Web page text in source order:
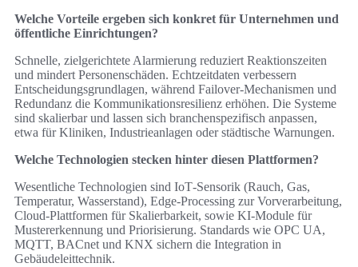
Welche Vorteile ergeben sich konkret für Unternehmen und
öffentliche Einrichtungen?
Schnelle, zielgerichtete Alarmierung reduziert Reaktionszeiten
und mindert Personenschäden. Echtzeitdaten verbessern
Entscheidungsgrundlagen, während Failover‑Mechanismen und
Redundanz die Kommunikationsresilienz erhöhen. Die Systeme
sind skalierbar und lassen sich branchenspezifisch anpassen,
etwa für Kliniken, Industrieanlagen oder städtische Warnungen.
Welche Technologien stecken hinter diesen Plattformen?
Wesentliche Technologien sind IoT‑Sensorik (Rauch, Gas,
Temperatur, Wasserstand), Edge‑Processing zur Vorverarbeitung,
Cloud‑Plattformen für Skalierbarkeit, sowie KI‑Module für
Mustererkennung und Priorisierung. Standards wie OPC UA,
MQTT, BACnet und KNX sichern die Integration in
Gebäudeleittechnik.